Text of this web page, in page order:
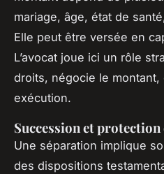
mariage, âge, état de
Elle peut être versée en
L’avocat joue ici un rôle
droits, négocie le
exécution.
Succession et
Une séparation implique
des dispositions